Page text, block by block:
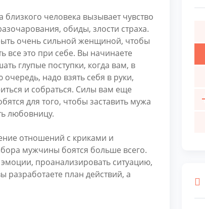
близкого человека вызывает чувство
обиды, злости страха.
очень сильной женщиной, чтобы
все это при себе. Вы начинаете
глупые поступки, когда вам, в
очередь, надо взять себя в руки,
и собраться. Силы вам еще
для того, чтобы заставить мужа
любовницу.
отношений с криками и
мужчины боятся больше всего.
проанализировать ситуацию,
разработаете план действий, а